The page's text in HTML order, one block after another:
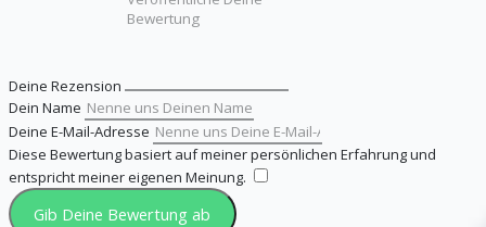
Deine Rezension
Dein Name
Deine E-Mail-Adresse
Diese Bewertung basiert auf meiner persönlichen Erfahrung und
entspricht meiner eigenen Meinung.
Gib Deine Bewertung ab